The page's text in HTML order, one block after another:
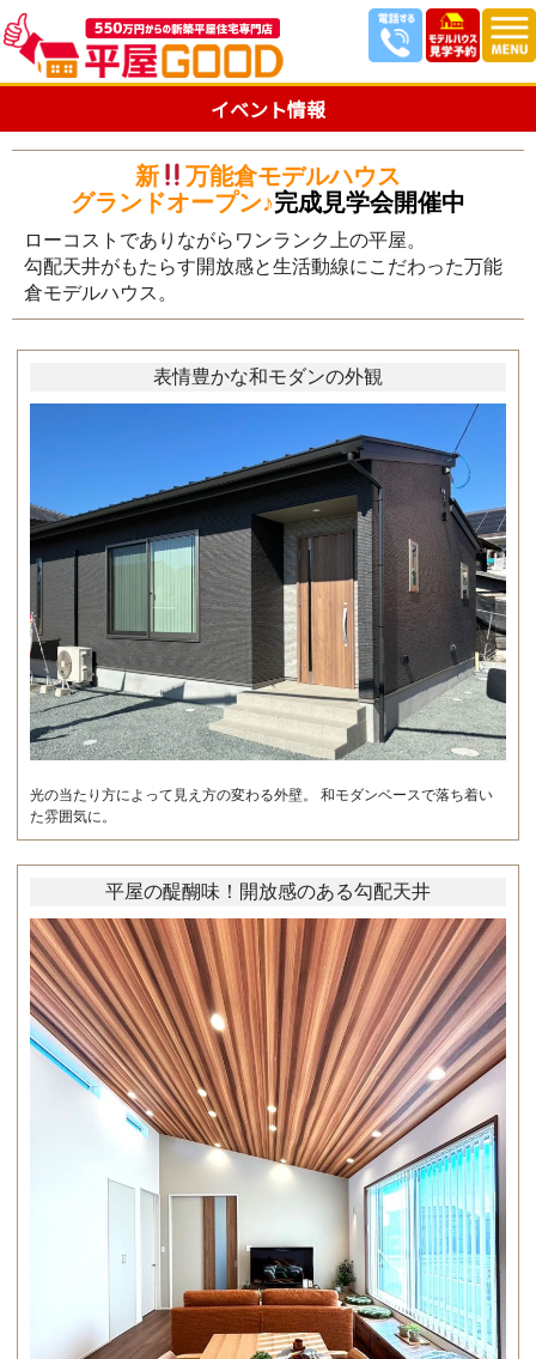
イベント情報
新
万能倉モデルハウス
グランドオープン♪完成見学会開催中
ローコストでありながらワンランク上の平屋。
勾配天井がもたらす開放感と生活動線にこだわった万能
倉モデルハウス。
表情豊かな和モダンの外観
光の当たり方によって見え方の変わる外壁。 和モダンベースで落ち着い
た雰囲気に。
平屋の醍醐味！開放感のある勾配天井